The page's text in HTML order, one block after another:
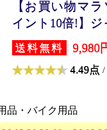
【お買い物マ
イント10倍!】
送料無料 9,980
4.49点 /
品・バイク用品